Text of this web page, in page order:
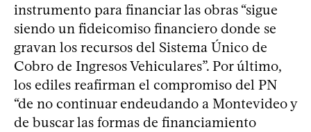
instrumento para financiar las obras “sigue
siendo un fideicomiso financiero donde se
gravan los recursos del Sistema Único de
Cobro de Ingresos Vehiculares”. Por último,
los ediles reafirman el compromiso del PN
“de no continuar endeudando a Montevideo y
de buscar las formas de financiamiento